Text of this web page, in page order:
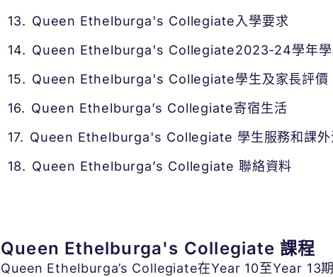
Queen Ethelburga's Collegiate入學要求
Queen Ethelburga's Collegiate2023-24學年學
Queen Ethelburga's Collegiate學生及家長評價
Queen Ethelburga’s Collegiate寄宿生活
Queen Ethelburga's Collegiate 學生服務和課外
Queen Ethelburga’s Collegiate 聯絡資料
Queen Ethelburga's Collegiate 課程
Queen Ethelburga’s Collegiate在Year 10至Year 13